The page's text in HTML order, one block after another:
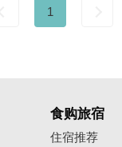
1
食购旅宿
住宿推荐